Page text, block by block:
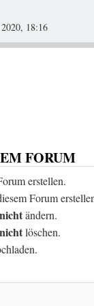
18:16
FORUM
erstellen.
Forum
nichtändern.
nichtlöschen.